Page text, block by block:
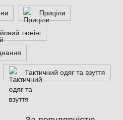
Приціли
тюнінг
Тактичний одяг та взуття